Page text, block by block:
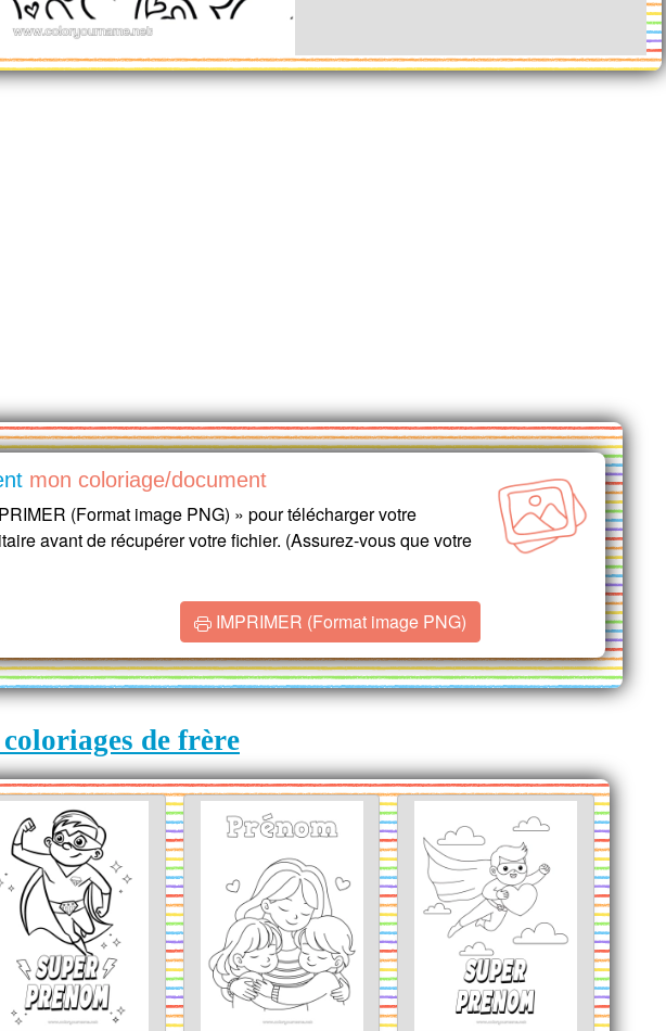
mon coloriage/document
(Format image PNG) » pour télécharger votre
avant de récupérer votre fichier. (Assurez-vous que votre
IMPRIMER (Format image PNG)
de frère